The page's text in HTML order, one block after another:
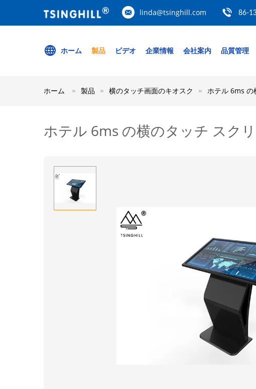
linda@tsinghill.com 86-
ホーム 製品 ビデオ 企業情報 会社案内 品質管理
ホーム 製品 横のタッチ画面のキオスク ホテル 6ms の
ホテル 6ms の横のタッチ スク